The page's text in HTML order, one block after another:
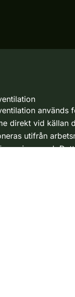
används
direkt vid källan
utifrån